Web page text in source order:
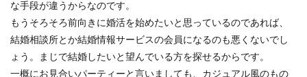
な手段が違うからなのです。
もうそろそろ前向きに婚活を始めたいと思っているのであれば、
結婚相談所とか結婚情報サービスの会員になるのも悪くないでし
ょう。まじで結婚したいと望んでいる方を探せるからです。
一概にお見合いパーティーと言いましても、カジュアル風のもの